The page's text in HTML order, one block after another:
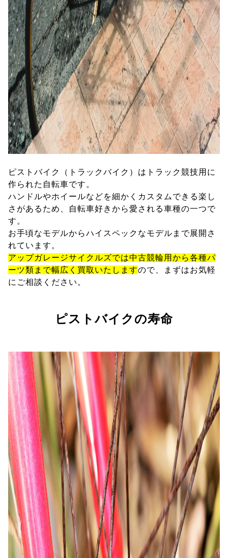
ピストバイク（トラックバイク）はトラック競技用に
作られた自転車です。
ハンドルやホイールなどを細かくカスタムできる楽し
さがあるため、自転車好きから愛される車種の一つで
す。
お手頃なモデルからハイスペックなモデルまで展開さ
れています。
アップガレージサイクルズでは中古競輪用から各種パ
ーツ類まで幅広く買取いたしますので、まずはお気軽
にご相談ください。
ピストバイクの寿命